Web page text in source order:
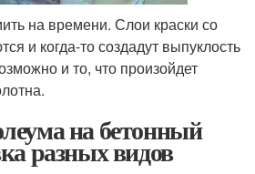
на времени. Слои краски со
и когда-то создадут выпуклость
и то, что произойдет
на бетонный
разных видов